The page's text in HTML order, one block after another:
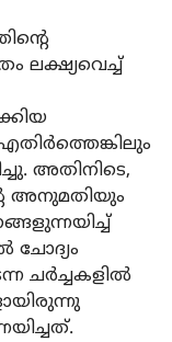
ലക്ഷ്യവെച്ച്
അതിനിടെ,
അനുമതിയും
ചോദ്യം
ചർച്ചകളിൽ